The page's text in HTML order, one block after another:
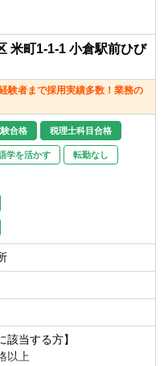
点があるため、ご家庭の事
自由に変更することが可能
米町1-1-1 小倉駅前ひび
験者まで採用実績多数！業務の
合格 税理士科目合格
学を活かす 転勤なし
該当する方】
以上